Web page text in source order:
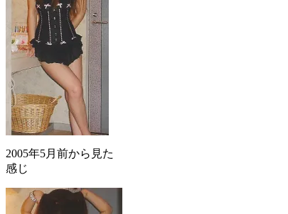
2005年5月前から見た
感じ